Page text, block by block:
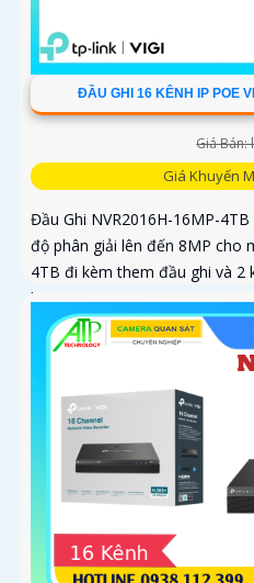
ĐẦU GHI 16 KÊNH IP POE
Giá Bán:
Giá Khuyến
Đầu Ghi NVR2016H-16MP-
độ phân giải lên đến 8MP cho
4TB đi kèm them đầu ghi và 2
lượng đến 32TB). Xử lý thông
phương tiện giúp lọc sự kiện